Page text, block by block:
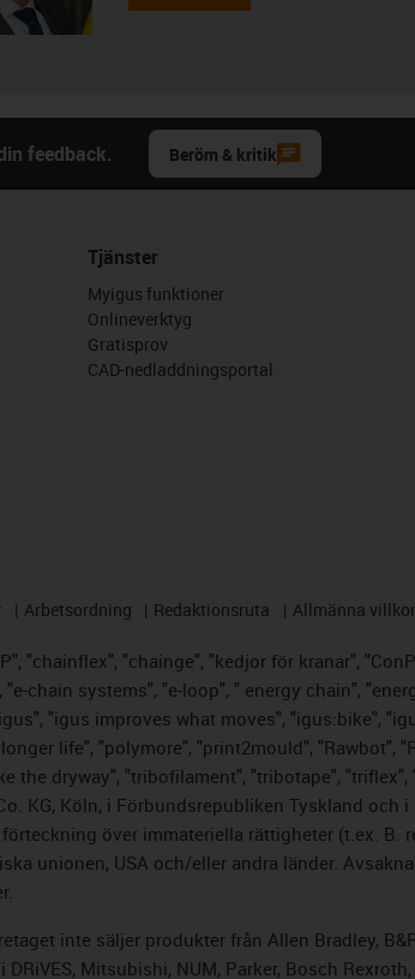
feedback. Beröm & kritik
Tjänster
Myigus funktioner
Onlineverktyg
Gratisprov
CAD-nedladdningsportal
Arbetsordning Redaktionsruta Allmänna villkor
"chainflex", "chainge", "kedjor för kranar",
chain systems", "e-loop", " energy chain",
"igus improves what moves", "igus:bike",
life", "polymore", "print2mould", "Rawbot",
the dryway", "tribofilament", "tribotape",
KG, Köln, i Förbundsrepubliken Tyskland
över immateriella rättigheter (t.ex.
unionen, USA och/eller andra länder.
inte säljer produkter från Allen Bradley,
DRiVES, Mitsubishi, NUM, Parker, Bosch